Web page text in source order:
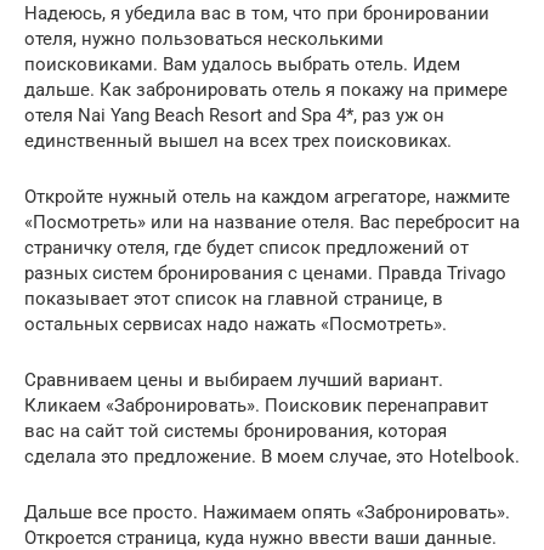
Надеюсь, я убедила вас в том, что при бронировании
отеля, нужно пользоваться несколькими
поисковиками. Вам удалось выбрать отель. Идем
дальше. Как забронировать отель я покажу на примере
отеля Nai Yang Beach Resort and Spa 4*, раз уж он
единственный вышел на всех трех поисковиках.
Откройте нужный отель на каждом агрегаторе, нажмите
«Посмотреть» или на название отеля. Вас перебросит на
страничку отеля, где будет список предложений от
разных систем бронирования с ценами. Правда Trivago
показывает этот список на главной странице, в
остальных сервисах надо нажать «Посмотреть».
Сравниваем цены и выбираем лучший вариант.
Кликаем «Забронировать». Поисковик перенаправит
вас на сайт той системы бронирования, которая
сделала это предложение. В моем случае, это Hotelbook.
Дальше все просто. Нажимаем опять «Забронировать».
Откроется страница, куда нужно ввести ваши данные.